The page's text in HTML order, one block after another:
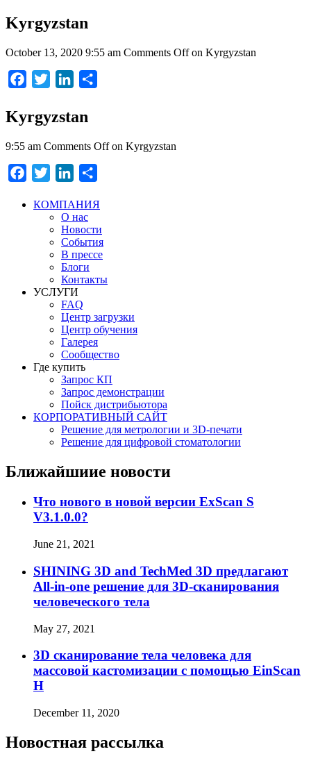
Kyrgyzstan
October 13, 2020 9:55 am Comments Offon Kyrgyzstan
Facebook
Twitter LinkedIn
Kyrgyzstan
9:55 am Comments Offon Kyrgyzstan
Facebook
Twitter LinkedIn
КОМПАНИЯ
О нас
Новости
События
В прессе
Блоги
Контакты
УСЛУГИ
FAQ
Центр загрузки
Центр обучения
Галерея
Сообщество
Где купить
Запрос КП
Запрос демонстрации
Пойск дистрибьютора
КОРПОРАТИВНЫЙ САЙТ
Решение для метрологии и 3D-печати
Решение для цифровой стоматологии
Ближайшиие новости
Что нового в новой версии ExScan S
V3.1.0.0?
June 21, 2021
SHINING 3D and TechMed 3D предлагают
All-in-one решение для 3D-сканирования
человеческого тела
May 27, 2021
3D сканирование тела человека для
массовой кастомизации с помощью EinScan
H
December 11, 2020
Новостная рассылка